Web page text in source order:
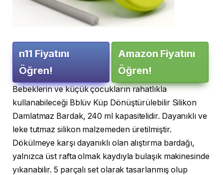
n11 Fiyatını
Öğren!
Amazon Fiyatını
Öğren!
Bebeklerin ve küçük çocukların rahatlıkla
kullanabileceği Bblüv Küp Dönüştürülebilir Silikon
Damlatmaz Bardak, 240 ml kapasitelidir. Dayanıklı ve
leke tutmaz silikon malzemeden üretilmiştir.
Dökülmeye karşı dayanıklı olan alıştırma bardağı,
yalnızca üst rafta olmak kaydıyla bulaşık makinesinde
yıkanabilir. 5 parçalı set olarak tasarlanmış olup